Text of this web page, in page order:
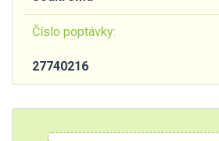
Číslo poptávky:
27740216